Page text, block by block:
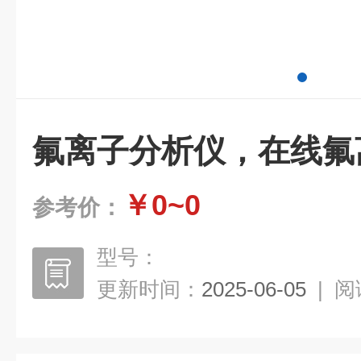
氟离子分析仪，在线
参考价： ￥0~0
型号：
更新时间： 2025-06-05 | 阅